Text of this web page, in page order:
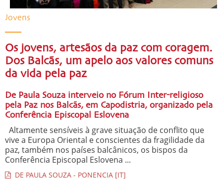
Jovens
Os jovens, artesãos da paz com coragem.
Dos Balcãs, um apelo aos valores comuns
da vida pela paz
De Paula Souza interveio no Fórum Inter-religioso
pela Paz nos Balcãs, em Capodistria, organizado pela
Conferência Episcopal Eslovena
Altamente sensíveis à grave situação de conflito que
vive a Europa Oriental e conscientes da fragilidade da
paz, também nos países balcânicos, os bispos da
Conferência Episcopal Eslovena ...
DE PAULA SOUZA - PONENCIA [IT]